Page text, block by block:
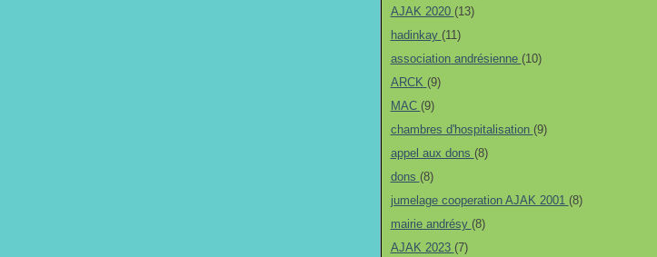
AJAK 2020 (13)
hadinkay (11)
association andrésienne (10)
ARCK (9)
MAC (9)
chambres d'hospitalisation (9)
appel aux dons (8)
dons (8)
jumelage cooperation AJAK 2001 (8)
mairie andrésy (8)
AJAK 2023 (7)